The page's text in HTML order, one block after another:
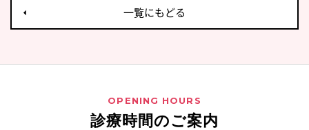
一覧にもどる
OPENING HOURS
診療時間のご案内